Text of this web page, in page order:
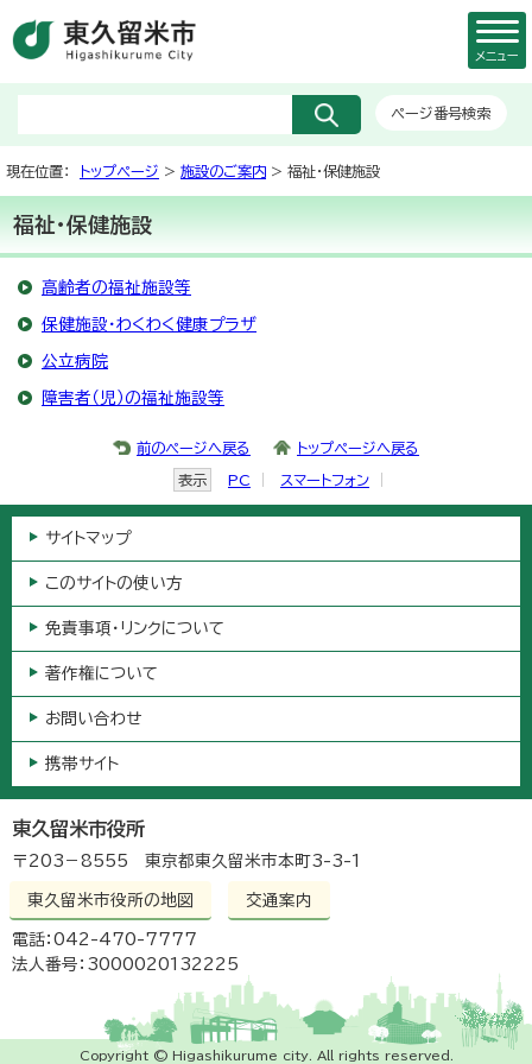
ページ番号検索
メニュー
現在位置： トップページ > 施設のご案内 > 福祉・保健施設
福祉・保健施設
高齢者の福祉施設等
保健施設・わくわく健康プラザ
公立病院
障害者（児）の福祉施設等
前のページへ戻る トップページへ戻る
表示 PC スマートフォン
サイトマップ
このサイトの使い方
免責事項・リンクについて
著作権について
お問い合わせ
携帯サイト
東久留米市役所
〒203－8555 東京都東久留米市本町3-3-1
東久留米市役所の地図 交通案内
電話：042-470-7777
法人番号：3000020132225
Copyright © Higashikurume city. All rights reserved.